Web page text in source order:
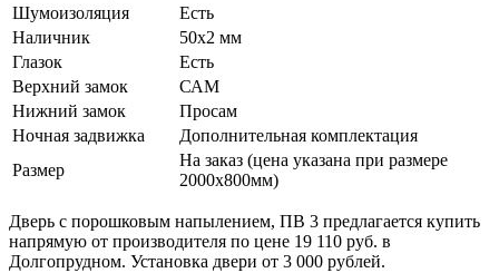
Шумоизоляция
Есть
Наличник
50х2 мм
Глазок
Есть
Верхний замок
САМ
Нижний замок
Просам
Ночная задвижка
Дополнительная комплектация
Размер
На заказ (цена указана при размере
2000х800мм)
Дверь с порошковым напылением, ПВ 3 предлагается купить
напрямую от производителя по цене 19 110 руб. в
Долгопрудном. Установка двери от 3 000 рублей.